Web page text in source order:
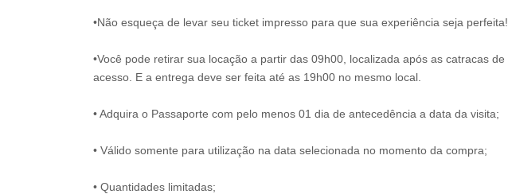
•Não esqueça de levar seu ticket impresso para que sua experiência seja perfeita!
•Você pode retirar sua locação a partir das 09h00, localizada após as catracas de
acesso. E a entrega deve ser feita até as 19h00 no mesmo local.
• Adquira o Passaporte com pelo menos 01 dia de antecedência a data da visita;
• Válido somente para utilização na data selecionada no momento da compra;
• Quantidades limitadas;